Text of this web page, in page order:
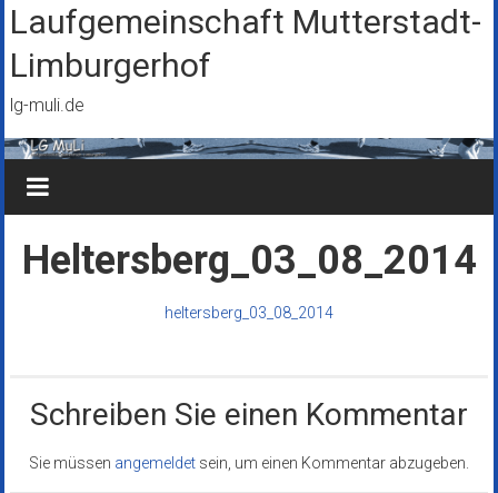
Zum
Inhalt
springen
Laufgemeinschaft Mutterstadt-
Limburgerhof
lg-muli.de
Heltersberg_03_08_2014
heltersberg_03_08_2014
Schreiben Sie einen Kommentar
Sie müssen angemeldet sein, um einen Kommentar abzugeben.